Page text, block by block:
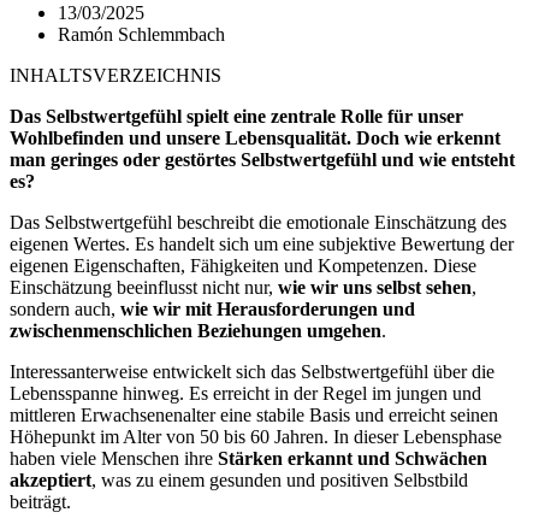
13/03/2025
Ramón Schlemmbach
INHALTSVERZEICHNIS
Das Selbstwertgefühl spielt eine zentrale Rolle für unser
Wohlbefinden und unsere Lebensqualität. Doch wie erkennt
man geringes oder gestörtes Selbstwertgefühl und wie entsteht
es?
Das Selbstwertgefühl beschreibt die emotionale Einschätzung des
eigenen Wertes. Es handelt sich um eine subjektive Bewertung der
eigenen Eigenschaften, Fähigkeiten und Kompetenzen. Diese
Einschätzung beeinflusst nicht nur, wie wir uns selbst sehen,
sondern auch, wie wir mit Herausforderungen und
zwischenmenschlichen Beziehungen umgehen.
Interessanterweise entwickelt sich das Selbstwertgefühl über die
Lebensspanne hinweg. Es erreicht in der Regel im jungen und
mittleren Erwachsenenalter eine stabile Basis und erreicht seinen
Höhepunkt im Alter von 50 bis 60 Jahren. In dieser Lebensphase
haben viele Menschen ihre Stärken erkannt und Schwächen
akzeptiert, was zu einem gesunden und positiven Selbstbild
beiträgt.